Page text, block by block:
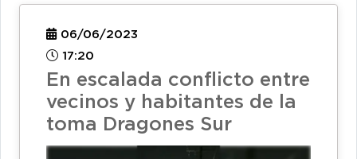
06/06/2023
17:20
En escalada conflicto entre
vecinos y habitantes de la
toma Dragones Sur